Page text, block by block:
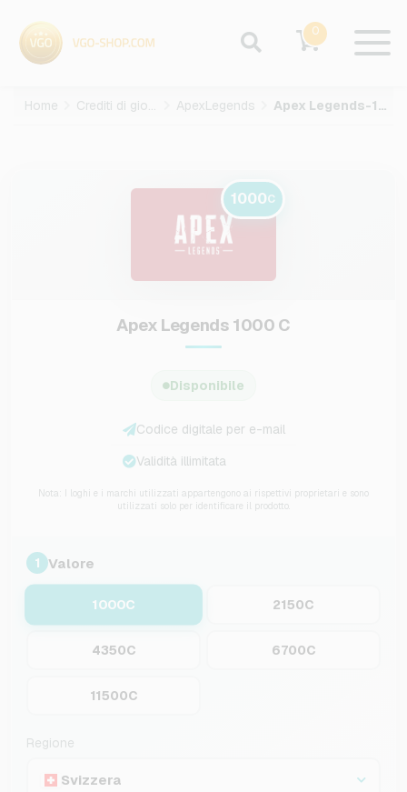
0
Home Crediti di gioco ApexLegends Apex Legends-1000-C
1000C
Apex Legends 1000 C
Disponibile
Codice digitale per e-mail
Validità illimitata
Nota: I loghi e i marchi utilizzati appartengono ai rispettivi proprietari e sono
utilizzati solo per identificare il prodotto.
1 Valore
1000C 2150C
4350C 6700C
11500C
Regione
Svizzera